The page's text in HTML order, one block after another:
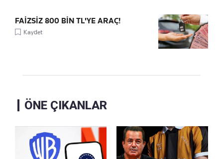
FAİZSİZ 800 BİN TL'YE ARAÇ!
Kaydet
ÖNE ÇIKANLAR